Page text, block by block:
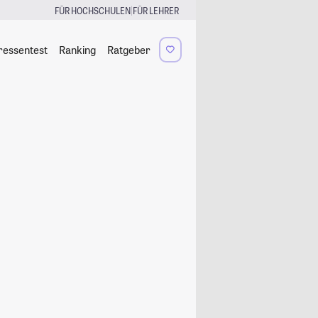
FÜR HOCHSCHULEN|FÜR LEHRER
Ranking Ratgeber